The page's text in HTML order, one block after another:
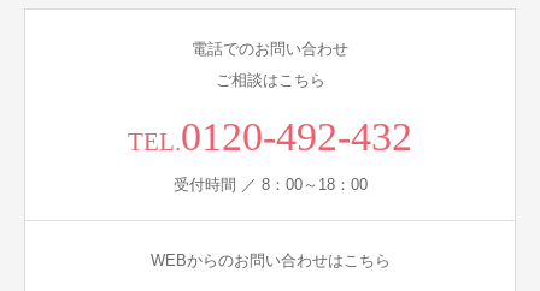
電話でのお問い合わせ
ご相談はこちら
TEL.0120-492-432
受付時間 ／ 8：00～18：00
WEBからのお問い合わせはこちら